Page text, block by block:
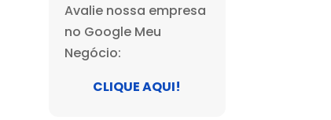
Avalie nossa empresa
no Google Meu
Negócio:
CLIQUE AQUI!